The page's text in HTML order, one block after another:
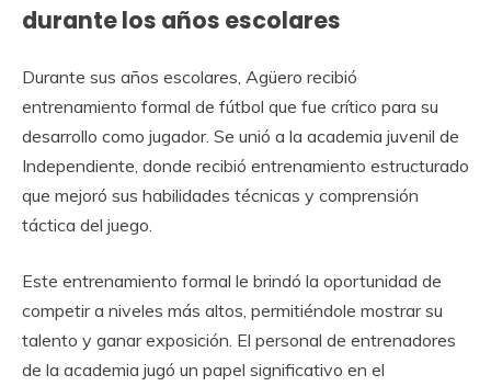
durante los años escolares
Durante sus años escolares, Agüero recibió
entrenamiento formal de fútbol que fue crítico para su
desarrollo como jugador. Se unió a la academia juvenil de
Independiente, donde recibió entrenamiento estructurado
que mejoró sus habilidades técnicas y comprensión
táctica del juego.
Este entrenamiento formal le brindó la oportunidad de
competir a niveles más altos, permitiéndole mostrar su
talento y ganar exposición. El personal de entrenadores
de la academia jugó un papel significativo en el